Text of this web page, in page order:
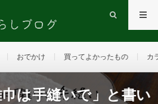
おでかけ 買ってよかったもの カ
は手縫いで」と書い